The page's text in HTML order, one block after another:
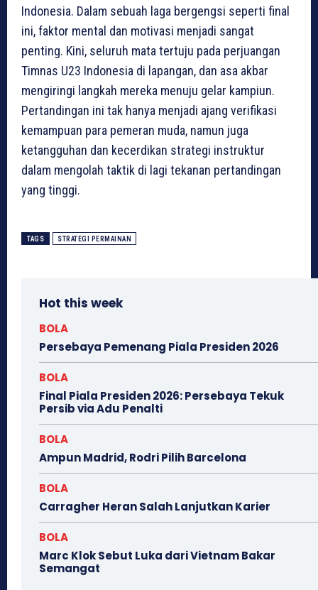
Indonesia. Dalam sebuah laga bergengsi seperti final
ini, faktor mental dan motivasi menjadi sangat
penting. Kini, seluruh mata tertuju pada perjuangan
Timnas U23 Indonesia di lapangan, dan asa akbar
mengiringi langkah mereka menuju gelar kampiun.
Pertandingan ini tak hanya menjadi ajang verifikasi
kemampuan para pemeran muda, namun juga
ketangguhan dan kecerdikan strategi instruktur
dalam mengolah taktik di lagi tekanan pertandingan
yang tinggi.
TAGS STRATEGI PERMAINAN
Hot this week
BOLA
Persebaya Pemenang Piala Presiden 2026
BOLA
Final Piala Presiden 2026: Persebaya Tekuk
Persib via Adu Penalti
BOLA
Ampun Madrid, Rodri Pilih Barcelona
BOLA
Carragher Heran Salah Lanjutkan Karier
BOLA
Marc Klok Sebut Luka dari Vietnam Bakar
Semangat